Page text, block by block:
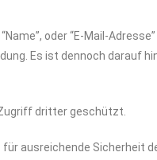
oder “E-Mail-
Es ist dennoch darauf
dritter geschützt.
ausreichende Sicherheit